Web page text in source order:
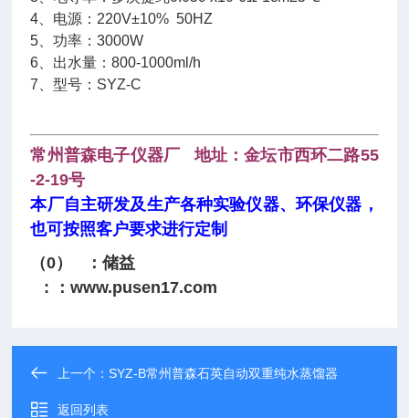
4、电源：220V±10% 50HZ
5、功率：3000W
6、出水量：800-1000ml/h
7、型号：SYZ-C
常州普森电子仪器厂 地址：金坛市西环二路55
-2-19号
本厂自主研发及生产各种实验仪器、环保仪器，
也可按照客户要求进行定制
（0） ：储益
: ：www.pusen17.com
上一个：SYZ-B常州普森石英自动双重纯水蒸馏器
返回列表